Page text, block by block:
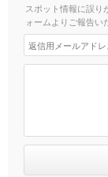
スポット情報に誤り
ォームよりご報告い